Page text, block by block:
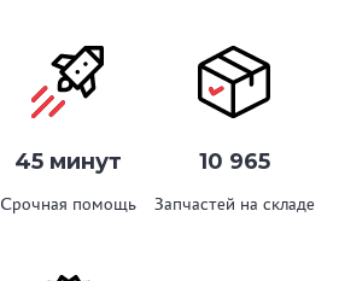
45 минут
Срочная помощь
10 965
Запчастей на складе